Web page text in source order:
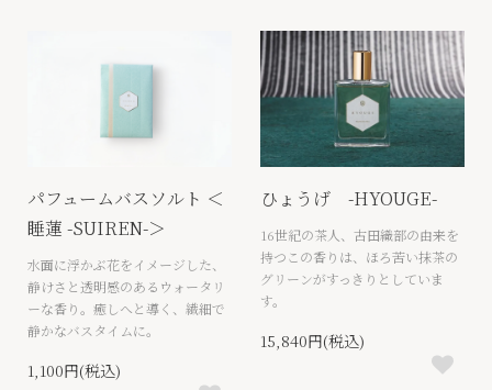
パフュームバスソルト ＜
睡蓮 -SUIREN-＞
水面に浮かぶ花をイメージした、
静けさと透明感のあるウォータリ
ーな香り。癒しへと導く、繊細で
静かなバスタイムに。
1,100円(税込)
ひょうげ -HYOUGE-
16世紀の茶人、古田織部の由来を
持つこの香りは、ほろ苦い抹茶の
グリーンがすっきりとしていま
す。
15,840円(税込)